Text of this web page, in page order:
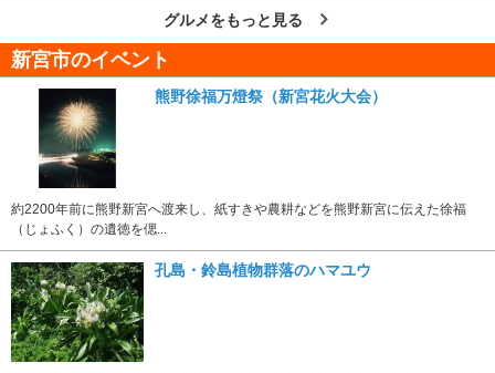
グルメをもっと見る
新宮市のイベント
熊野徐福万燈祭（新宮花火大会）
約2200年前に熊野新宮へ渡来し、紙すきや農耕などを熊野新宮に伝えた徐福
（じょふく）の遺徳を偲...
孔島・鈴島植物群落のハマユウ